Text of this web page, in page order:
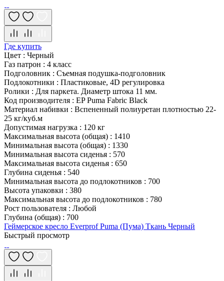
Где купить
Цвет : Черный
Газ патрон : 4 класс
Подголовник : Съемная подушка-подголовник
Подлокотники : Пластиковые, 4D регулировка
Ролики : Для паркета. Диаметр штока 11 мм.
Код производителя : EP Puma Fabric Black
Материал набивки : Вспененный полиуретан плотностью 22-
25 кг/куб.м
Допустимая нагрузка : 120 кг
Максимальная высота (общая) : 1410
Минимальная высота (общая) : 1330
Минимальная высота сиденья : 570
Максимальная высота сиденья : 650
Глубина сиденья : 540
Минимальная высота до подлокотников : 700
Высота упаковки : 380
Максимальная высота до подлокотников : 780
Рост пользователя : Любой
Глубина (общая) : 700
Геймерское кресло Everprof Puma (Пума) Ткань Черный
Быстрый просмотр